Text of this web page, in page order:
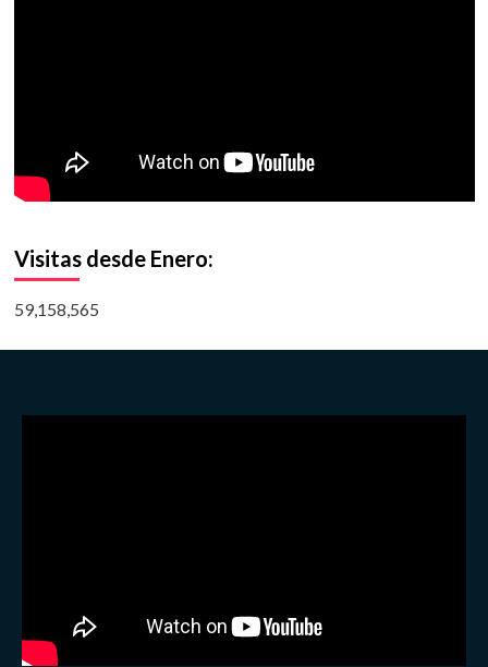
Visitas desde Enero:
59,158,565